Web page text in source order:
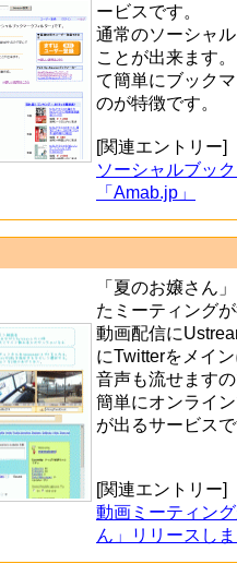
ービスです。
通常のソーシャ
ことが出来ます
て簡単にブック
のが特徴です。
[関連エントリー]
ソーシャルブッ
「Amab.jp」
「夏のお嬢さん
たミーティング
動画配信に
にTwitterをメイ
音声も流せます
簡単にオンライ
が出るサービス
[関連エントリー]
動画ミーティン
ん」リリースし